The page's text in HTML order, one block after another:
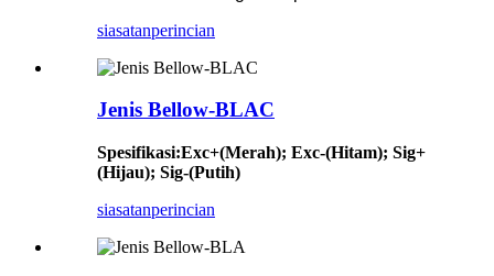
siasatanperincian
Jenis Bellow-BLAC
Spesifikasi:Exc+(Merah); Exc-(Hitam); Sig+
(Hijau); Sig-(Putih)
siasatanperincian